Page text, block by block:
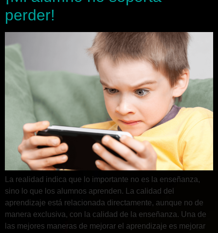
perder!
La realidad indica que lo importante no es la enseñanza,
sino lo que los alumnos aprenden. La calidad del
aprendizaje está relacionada directamente, aunque no de
manera exclusiva, con la calidad de la enseñanza. Una de
las mejores maneras de mejorar el aprendizaje es mejorar